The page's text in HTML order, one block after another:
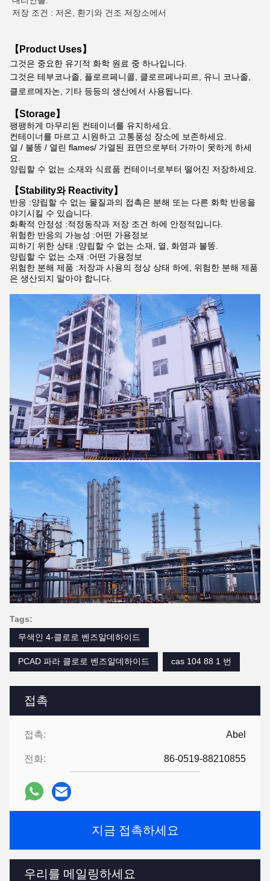
접촉
접촉: Abel
전화: 86-0519-88210855
지금 접촉하세요
우리를 메일링하세요
저장 조건 : 저온, 환기와 건조 저장소에서
【Product Uses】
그것은 중요한 유기적 화학 원료 중 하나입니다.
그것은 테부코나졸, 플로르페니콜, 클로르페나피르, 유니 코나졸,
클로르메자논, 기타 등등의 생산에서 사용됩니다.
【Storage】
팽팽하게 마무리된 컨테이너를 유지하세요.
컨테이너를 마르고 시원하고 고통풍성 장소에 보존하세요.
열 / 불똥 / 열린 flames/ 가열된 표면으로부터 가까이 못하게 하세
요.
양립할 수 없는 소재와 식료품 컨테이너로부터 떨어진 저장하세요.
【Stability와 Reactivity】
반응 :양립할 수 없는 물질과의 접촉은 분해 또는 다른 화학 반응을
야기시킬 수 있습니다.
화확적 안정성 :적정동작과 저장 조건 하에 안정적입니다.
위험한 반응의 가능성 :어떤 가용정보
피하기 위한 상태 :양립할 수 없는 소재, 열, 화염과 불똥.
양립할 수 없는 소재 :어떤 가용정보
위험한 분해 제품 :저장과 사용의 정상 상태 하에, 위험한 분해 제품
은 생산되지 말아야 합니다.
Tags:
무색인 4-클로로 벤즈알데하이드
PCAD 파라 클로로 벤즈알데하이드 cas 104 88 1 번